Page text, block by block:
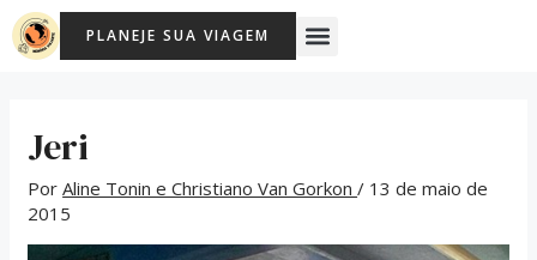
para
PLANEJE SUA VIAGEM Menu
Jeri
PorAline Tonin e Christiano Van Gorkon/ 13 de maio de
2015
Post
navigation